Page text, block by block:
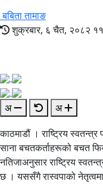
बबिता तामाङ
शुक्रबार, ६ चैत, २०८२
अ
अ
काठमाडौं । राष्ट्रिय स्वतन्त्र
साना बचतकर्ताहरूको बचत
नतिजाअनुसार राष्ट्रिय
छ । यससँगै रास्वपाको